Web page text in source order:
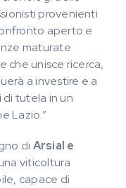
provenienti
aperto e
maturate
che unisce ricerca,
a investire e a
tutela in un
Lazio.”
di Arsial e
viticoltura
capace di